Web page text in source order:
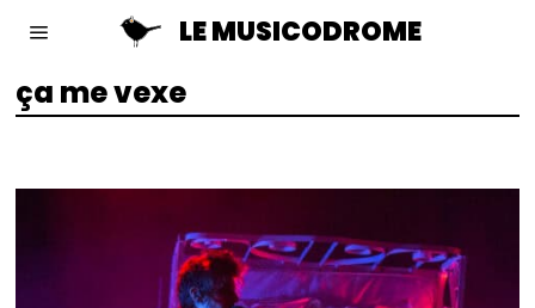
LE MUSICODROME
ça me vexe